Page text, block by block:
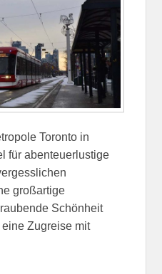
Toronto in
für abenteuerlustige
großartige
Schönheit
Zugreise mit